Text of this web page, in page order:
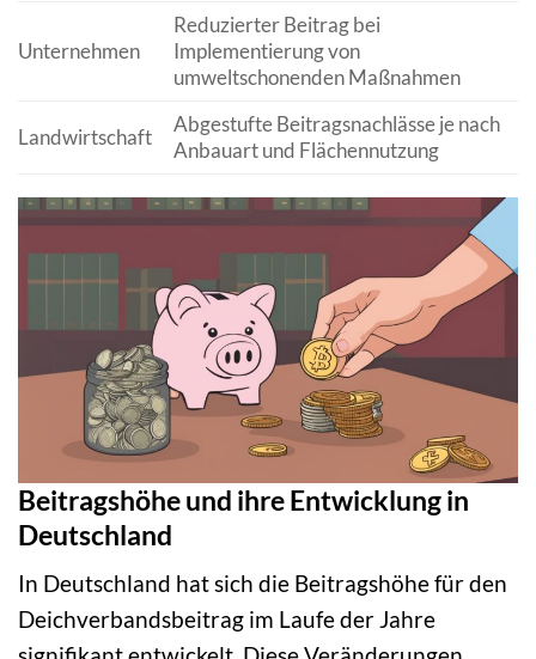
Unternehmen
Reduzierter Beitrag bei
Implementierung von
umweltschonenden Maßnahmen
Landwirtschaft
Abgestufte Beitragsnachlässe je nach
Anbauart und Flächennutzung
Beitragshöhe und ihre Entwicklung in
Deutschland
In Deutschland hat sich die Beitragshöhe für den
Deichverbandsbeitrag im Laufe der Jahre